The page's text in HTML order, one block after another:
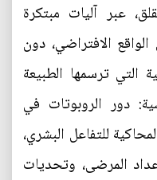
عبر آليات مبتكرة
الافتراضي، دون
التي ترسمها الطبيعة
دور الروبوتات في
للتفاعل البشري،
المرضى، وتحديات